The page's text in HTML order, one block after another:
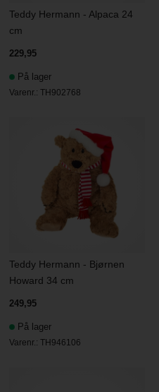
Teddy Hermann - Alpaca 24
cm
229,95
På lager
Varenr.:TH902768
Teddy Hermann - Bjørnen
Howard 34 cm
249,95
På lager
Varenr.:TH946106